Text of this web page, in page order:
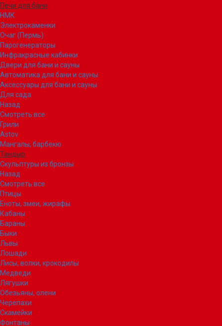
Печи для бани
НМК
Электрокаменки
Очаг (Пермь)
Парогенераторы
Инфракрасные кабинки
Двери для бани и сауны
Автоматика для бани и сауны
Аксессуары для бани и сауны
Для сада
Назад
Смотреть все
Грили
Astov
Мангалы, барбекю
Тандыр
Скульптуры из бронзы
Назад
Смотреть все
Птицы
Еноты, змеи, жирафы
Кабаны
Бараны
Быки
Львы
Лошади
Лисы, волки, крокодилы
Медведи
Лягушки
Обезьяны, олени
Черепахи
Скамейки
Фонтаны